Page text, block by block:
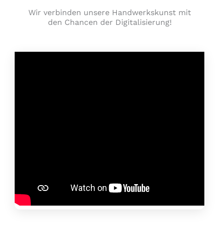
Wir verbinden unsere Handwerkskunst mit
den Chancen der Digitalisierung!